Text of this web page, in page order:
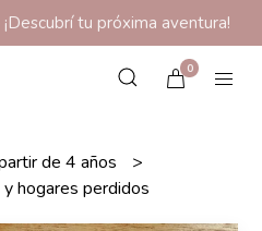
tu próxima aventura!
0
de 4 años
hogares perdidos